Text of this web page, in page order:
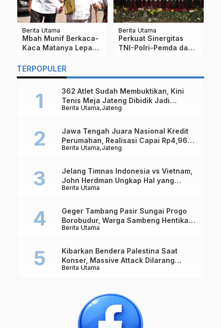
Utama
Munif Berkaca-
Matanya Lepas
Berita Utama
Perkuat Sinergitas
TNI-Polri-Pemda dan
Coffe Morning
Pecel
Berdiskusi
TERPOPULER
Berita Utama Jateng
362 Atlet Sudah Membuktikan, Kini
Tenis Meja Jateng Dibidik Jadi
Kekuatan Nasional
Berita Utama Jateng
Jawa Tengah Juara Nasional Kredit
Perumahan, Realisasi Capai Rp4,96
Triliun
Berita Utama
Jelang Timnas Indonesia vs Vietnam,
John Herdman Ungkap Hal yang
Dipertaruhkan
Berita Utama
Geger Tambang Pasir Sungai Progo
Borobudur, Warga Sambeng Hentikan
Alat Berat dan Usir Truk
Berita Utama
Kibarkan Bendera Palestina Saat
Konser, Massive Attack Dilarang
Masuk Singapura Lagi